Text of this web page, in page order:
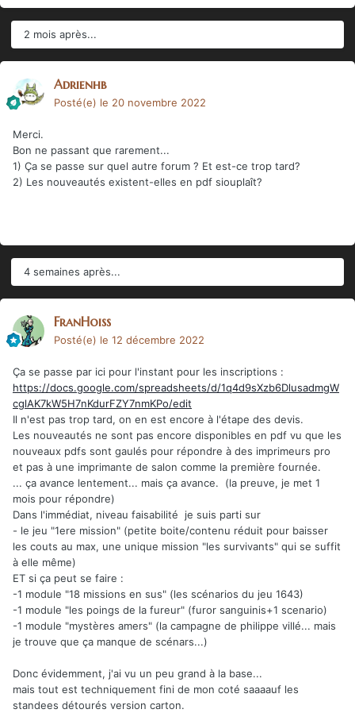
2 mois après...
Adrienhb
Posté(e) le 20 novembre 2022
Merci.
Bon ne passant que rarement...
1) Ça se passe sur quel autre forum ? Et est-ce trop tard?
2) Les nouveautés existent-elles en pdf siouplaît?
4 semaines après...
FranHoiss
Posté(e) le 12 décembre 2022
Ça se passe par ici pour l'instant pour les inscriptions :
https://docs.google.com/spreadsheets/d/1q4d9sXzb6DlusadmgW
cglAK7kW5H7nKdurFZY7nmKPo/edit
Il n'est pas trop tard, on en est encore à l'étape des devis.
Les nouveautés ne sont pas encore disponibles en pdf vu que les
nouveaux pdfs sont gaulés pour répondre à des imprimeurs pro
et pas à une imprimante de salon comme la première fournée.
... ça avance lentement... mais ça avance. (la preuve, je met 1
mois pour répondre)
Dans l'immédiat, niveau faisabilité je suis parti sur
- le jeu "1ere mission" (petite boite/contenu réduit pour baisser
les couts au max, une unique mission "les survivants" qui se suffit
à elle même)
ET si ça peut se faire :
-1 module "18 missions en sus" (les scénarios du jeu 1643)
-1 module "les poings de la fureur" (furor sanguinis+1 scenario)
-1 module "mystères amers" (la campagne de philippe villé... mais
je trouve que ça manque de scénars...)
Donc évidemment, j'ai vu un peu grand à la base...
mais tout est techniquement fini de mon coté saaaauf les
standees détourés version carton.